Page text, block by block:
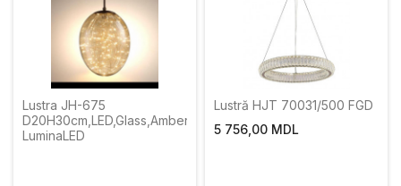
Lustra JH-675
D20H30cm,LED,Glass,Amber
LuminaLED
Lustră HJT 70031/500 FGD
5 756,00 MDL